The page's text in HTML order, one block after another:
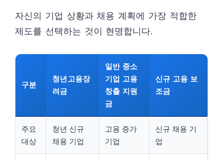
자신의 기업 상황과 채용 계획에 가장 적합한
제도를 선택하는 것이 현명합니다.
구분
청년고용장
려금
일반 중소
기업 고용
창출 지원
금
신규 고용 보
조금
주요
대상
청년 신규
채용 기업
고용 증가
기업
신규 채용 기
업